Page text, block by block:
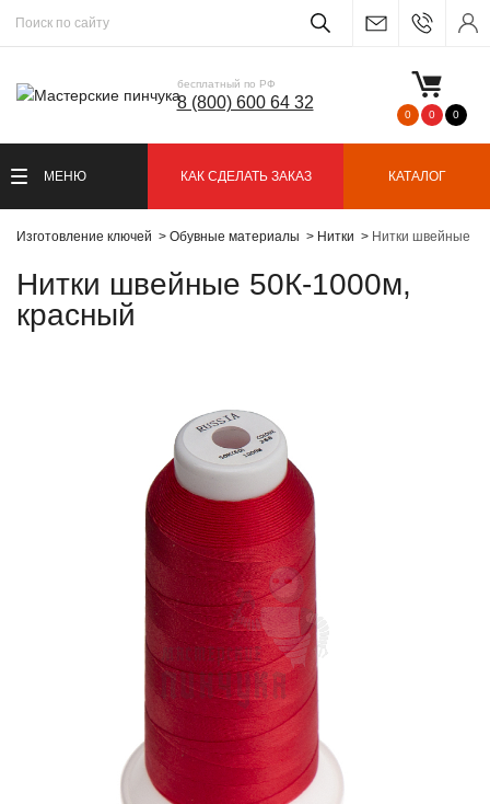
бесплатный по РФ
8 (800) 600 64 32
0 0 0
МЕНЮ КАК СДЕЛАТЬ ЗАКАЗ КАТАЛОГ
Изготовление ключей Обувные материалы Нитки Нитки швейные
Нитки швейные 50К-1000м,
красный